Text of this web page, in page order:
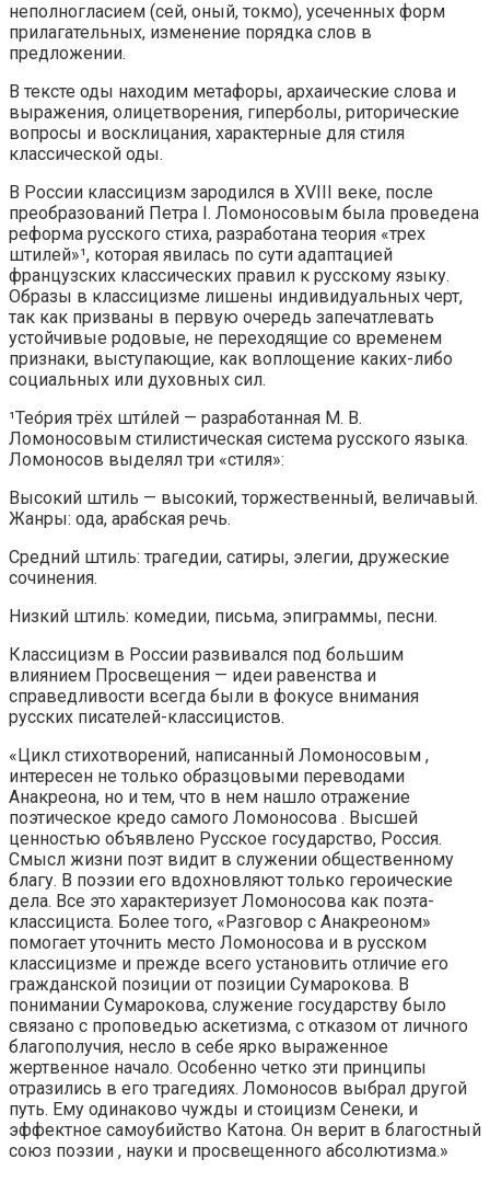
неполногласием (сей, оный, токмо), усеченных форм
прилагательных, изменение порядка слов в
предложении.
В тексте оды находим метафоры, архаические слова и
выражения, олицетворения, гиперболы, риторические
вопросы и восклицания, характерные для стиля
классической оды.
В России классицизм зародился в XVIII веке, после
преобразований Петра I. Ломоносовым была проведена
реформа русского стиха, разработана теория «трех
штилей»¹, которая явилась по сути адаптацией
французских классических правил к русскому языку.
Образы в классицизме лишены индивидуальных черт,
так как призваны в первую очередь запечатлевать
устойчивые родовые, не переходящие со временем
признаки, выступающие, как воплощение каких-либо
социальных или духовных сил.
¹Тео́рия трёх шти́лей — разработанная М. В.
Ломоносовым стилистическая система русского языка.
Ломоносов выделял три «стиля»:
Высокий штиль — высокий, торжественный, величавый.
Жанры: ода, арабская речь.
Средний штиль: трагедии, сатиры, элегии, дружеские
сочинения.
Низкий штиль: комедии, письма, эпиграммы, песни.
Классицизм в России развивался под большим
влиянием Просвещения — идеи равенства и
справедливости всегда были в фокусе внимания
русских писателей-классицистов.
«Цикл стихотворений, написанный Ломоносовым ,
интересен не только образцовыми переводами
Анакреона, но и тем, что в нем нашло отражение
поэтическое кредо самого Ломоносова . Высшей
ценностью объявлено Русское государство, Россия.
Смысл жизни поэт видит в служении общественному
благу. В поэзии его вдохновляют только героические
дела. Все это характеризует Ломоносова как поэта-
классициста. Более того, «Разговор с Анакреоном»
помогает уточнить место Ломоносова и в русском
классицизме и прежде всего установить отличие его
гражданской позиции от позиции Сумарокова. В
понимании Сумарокова, служение государству было
связано с проповедью аскетизма, с отказом от личного
благополучия, несло в себе ярко выраженное
жертвенное начало. Особенно четко эти принципы
отразились в его трагедиях. Ломоносов выбрал другой
путь. Ему одинаково чужды и стоицизм Сенеки, и
эффектное самоубийство Катона. Он верит в благостный
союз поэзии , науки и просвещенного абсолютизма.»